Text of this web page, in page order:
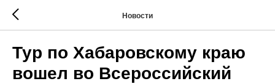
Новости
Тур по Хабаровскому краю
вошел во Всероссийский